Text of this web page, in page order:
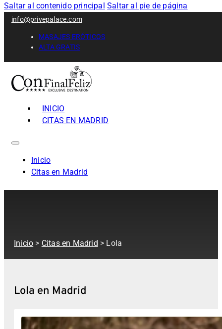
Saltar al contenido principal Saltar al pie de página
info@privepalace.com
MASAJES ERÓTICOS
ALTA GRATIS
INICIO
CITAS EN MADRID
Inicio
Citas en Madrid
Inicio > Citas en Madrid > Lola
Lola en Madrid